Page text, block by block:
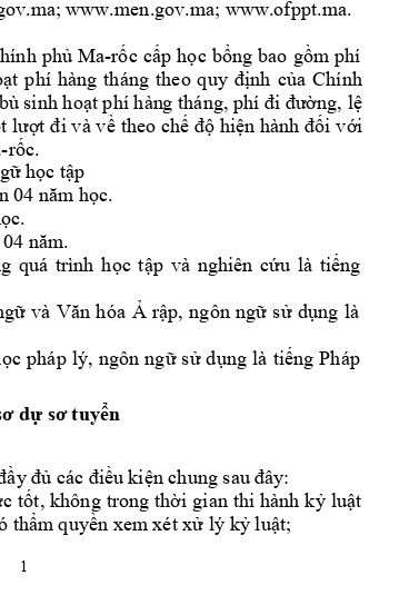
1
a; www.men.gov.ma; www.ofppt.ma.
phủ Ma-rốc cấp học bổng bao gồm phí
ạt phí hàng tháng theo quy định của Chính
sinh hoạt phí hàng tháng, ph đi đường, lệ
lượt đi và về theo chế độ hiện hành đối với
rốc.
ữ học tập
04 năm học.
c.
04 năm.
quá trình học tập và nghiên cứu là tiếng
ữ và Văn hóa Ả rập, ngôn ngữ sử dụng là
ọc pháp lý, ngôn ngữ sử dụng là tiếng Pháp
dự sơ tuyển
đủ các điều kiện chung sau đây:
c tốt, không trong thời gian thi hành kỷ luật
thẩm quyền xem xét xử lý kỷ luật;